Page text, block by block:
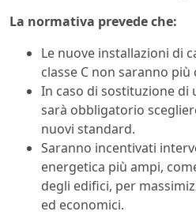
La normativa prevede che:
Le nuove installazioni di
classe C non saranno più
In caso di sostituzione di
sarà obbligatorio
nuovi standard.
Saranno incentivati
energetica più ampi,
degli edifici, per
ed economici.